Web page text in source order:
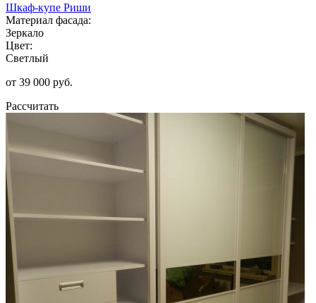
Шкаф-купе Риши
Материал фасада:
Зеркало
Цвет:
Светлый
от 39 000 руб.
Рассчитать